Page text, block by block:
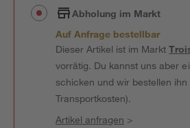
Abholung im Markt
Auf Anfrage bestellbar
Dieser Artikel ist im Markt
vorrätig. Du kannst uns aber
schicken und wir bestellen
Transportkosten).
Artikel anfragen >